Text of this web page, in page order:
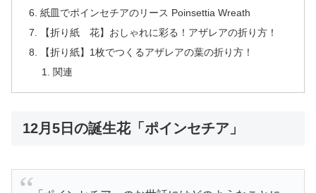
紙皿でポインセチアのリース Poinsettia Wreath
【折り紙 花】おしゃれに彩る！アザレアの折り方！
【折り紙】1枚でつくるアザレアの葉の折り方！
関連
12月5日の誕生花「ポインセチア」